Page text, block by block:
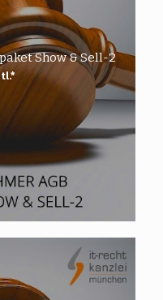
Show & Sell-2